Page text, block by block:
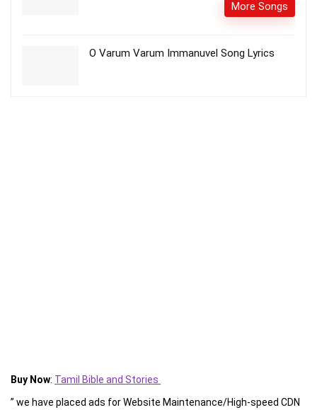
More Songs
O Varum Varum Immanuvel Song Lyrics
Buy Now: Tamil Bible and Stories
” we have placed ads for Website Maintenance/High-speed CDN